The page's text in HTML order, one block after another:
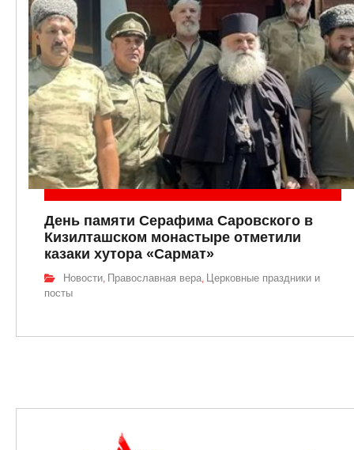
День памяти Серафима Саровского в
Кизилташском монастыре отметили
казаки хутора «Сармат»
Новости, Православная вера,
Церковные праздники и
посты